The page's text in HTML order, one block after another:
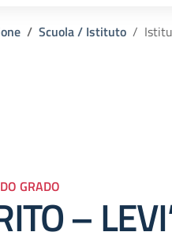
Scuola / Istituto
GRADO
–